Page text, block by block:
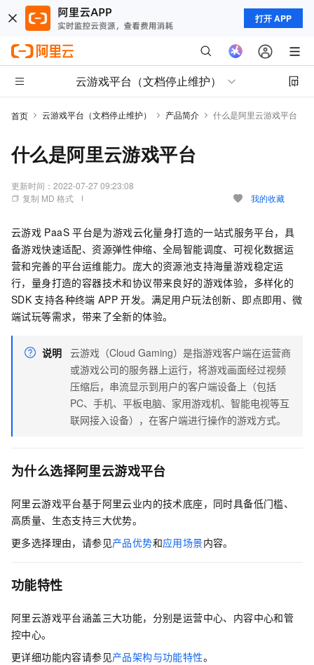
打开 APP
云游戏平台（文档停止维护）
首页 云游戏平台（文档停止维护） 产品简介 什么是阿里云游戏平台
什么是阿里云游戏平台
更新时间： 2022-07-27 09:23:08
复制 MD 格式
我的收藏
云游戏 PaaS 平台是为游戏云化量身打造的一站式服务平台，具
备游戏快速适配、资源弹性伸缩、全局智能调度、可视化数据运
营和完善的平台运维能力。庞大的资源池支持海量游戏稳定运
行，量身打造的容器技术和协议带来良好的游戏体验，多样化的
SDK 支持各种终端 APP 开发。满足用户玩法创新、即点即用、微
端试玩等需求，带来了全新的体验。
说明 云游戏（Cloud Gaming）是指游戏客户端在运营商
或游戏公司的服务器上运行，将游戏画面经过视频
压缩后，串流显示到用户的客户端设备上（包括
PC、手机、平板电脑、家用游戏机、智能电视等互
联网接入设备），在客户端进行操作的游戏方式。
为什么选择阿里云游戏平台
阿里云游戏平台基于阿里云业内的技术底座，同时具备低门槛、
高质量、生态支持三大优势。
更多选择理由，请参见产品优势和应用场景内容。
功能特性
阿里云游戏平台涵盖三大功能，分别是运营中心、内容中心和管
控中心。
更详细功能内容请参见产品架构与功能特性。